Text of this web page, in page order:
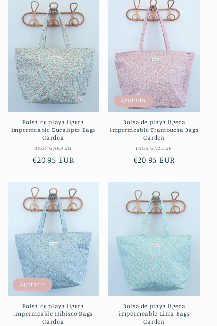
Bolsa de playa ligera
impermeable Eucalipto Bags
Garden
Proveedor:
BAGS GARDEN
Precio
€20,95 EUR
Agotado
Bolsa de playa ligera
impermeable Frambuesa Bags
Garden
Proveedor:
BAGS GARDEN
Precio
€20,95 EUR
Agotado
Bolsa de playa ligera
impermeable Hibisco Bags
Garden
Bolsa de playa ligera
impermeable Lima Bags
Garden